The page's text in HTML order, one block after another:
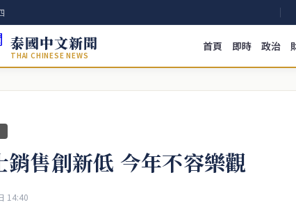
泰國中文新聞
THAI CHINESE NEWS
首頁 即時 政治
銷售創新低 今年不容樂觀
14:40